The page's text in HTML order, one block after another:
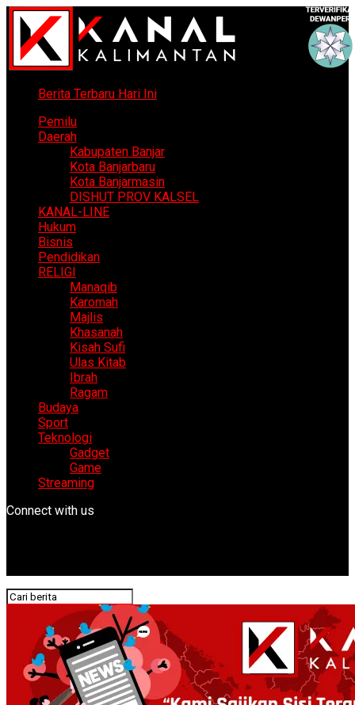
Berita Terbaru Hari Ini
Pemilu
Daerah
Kabupaten Banjar
Kota Banjarbaru
Kota Banjarmasin
DISHUT PROV KALSEL
KANAL-LINE
Hukum
Bisnis
Pendidikan
RELIGI
Manaqib
Karomah
Majlis
Khasanah
Kisah Sufi
Ulas Kitab
Ibrah
Ragam
Budaya
Sport
Teknologi
Gadget
Game
Streaming
Connect with us